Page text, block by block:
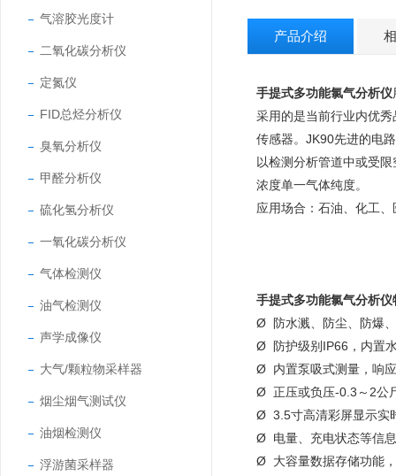
气溶胶光度计
二氧化碳分析仪
定氮仪
FID总烃分析仪
臭氧分析仪
甲醛分析仪
硫化氢分析仪
一氧化碳分析仪
气体检测仪
油气检测仪
声学成像仪
大气/颗粒物采样器
烟尘烟气测试仪
油烟检测仪
浮游菌采样器
产品介绍
手提式多功能氯气分析仪
采用的是当前行业内优
传感器。 JK90先进的电
以检测分析管道中或受
浓度单一气体纯度。
应用场合：石油、化工
手提式多功能氯气分析仪
Ø 防水溅、防尘、防爆
Ø 防护级别IP66，内置
Ø 内置泵吸式测量，响
Ø 正压或负压-0.3～2公
Ø 3.5寸高清彩屏显示实
Ø 电量、充电状态等信
Ø 大容量数据存储功能